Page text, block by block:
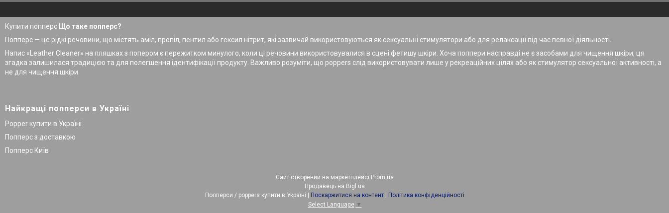
Купити попперс Що таке попперс?
Попперс — це рідкі речовини, що містять аміл, пропіл, пентил або гексил нітрит, які зазвичай використовуються як сексуальні стимулятори або для релаксації під час певної діяльності.
Напис «Leather Cleaner» на пляшках з попером є пережитком минулого, коли ці речовини використовувалися в сцені фетишу шкіри. Хоча поппери насправді не є засобами для чищення шкіри, ця
згадка залишилася традицією та для полегшення ідентифікації продукту. Важливо розуміти, що poppers слід використовувати лише у рекреаційних цілях або як стимулятор сексуальної активності, а
не для чищення шкіри.
Найкращі попперси в Україні
Popper купити в Україні
Попперс з доставкою
Попперс Київ
Сайт створений на маркетплейсі Prom.ua
Продавець на Bigl.ua
Поскаржитися на контент
Політика конфіденційності
Select Language ▼